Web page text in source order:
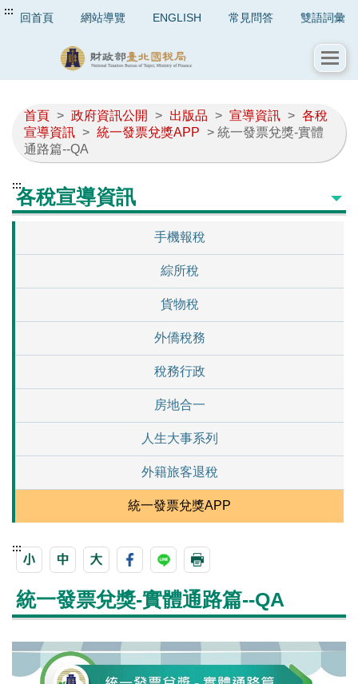
::: 回首頁 網站導覽 ENGLISH 常見問答 雙語詞彙
首頁 > 政府資訊公開 > 出版品 > 宣導資訊 > 各稅
宣導資訊 > 統一發票兌獎APP > 統一發票兌獎-實體
通路篇--QA
:::各稅宣導資訊
手機報稅
綜所稅
貨物稅
外僑稅務
稅務行政
房地合一
人生大事系列
外籍旅客退稅
統一發票兌獎APP
:::
統一發票兌獎-實體通路篇--QA